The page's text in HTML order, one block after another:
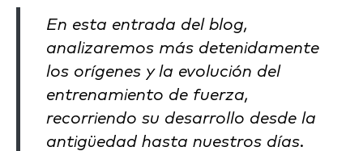
En esta entrada del blog,
analizaremos más detenidamente
los orígenes y la evolución del
entrenamiento de fuerza,
recorriendo su desarrollo desde la
antigüedad hasta nuestros días.